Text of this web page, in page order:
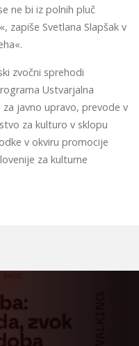
ne bi iz polnih pluč
zapiše Svetlana Slapšak v
zvočni sprehodi
Ustvarjalna
javno upravo, prevode v
za kulturo v sklopu
v okviru promocije
za kulturne